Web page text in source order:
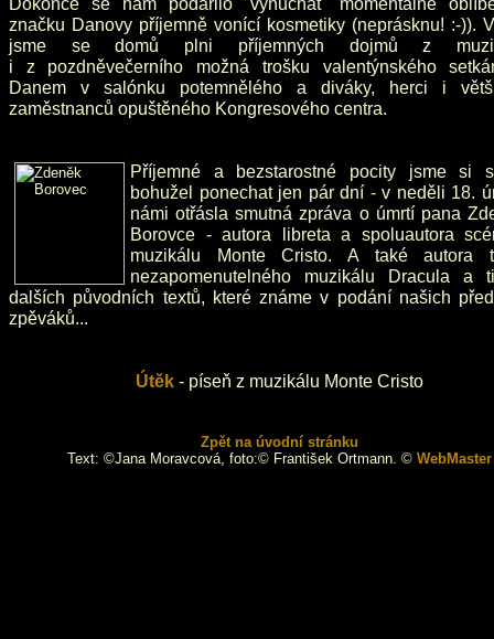
značku Danovy příjemně vonící kosmetiky (neprásknu! :-)).
jsme se domů plni příjemných dojmů z
i z pozdněvečerního možná trošku valentýnského
Danem v salónku potemnělého a diváky, herci i
zaměstnanců opuštěného Kongresového centra.
Příjemné a bezstarostné pocity jsme si
bohužel ponechat jen pár dní - v neděli 18.
námi otřásla smutná zpráva o úmrtí pana
Borovce - autora libreta a spoluautora
muzikálu Monte Cristo. A také autora
nezapomenutelného muzikálu Dracula a
dalších původních textů, které známe v podání našich
zpěváků...
Útěk- píseň z muzikálu Monte Cristo
Zpět na úvodní stránku
Text: ©Jana Moravcová, foto:© František Ortmann. © WebMaster